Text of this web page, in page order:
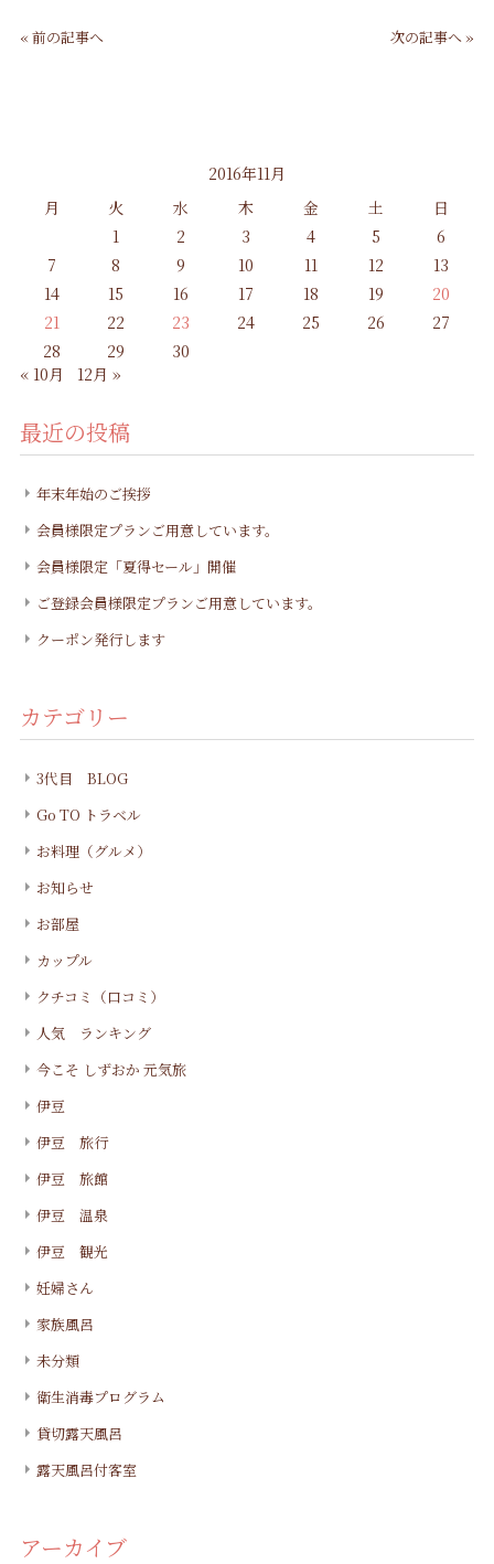
« 前の記事へ 次の記事へ »
2016年11月
月
火 水 木 金 土
日
1
2 3 4 5
6
7
8 9 10 11 12
13
14
15 16 17 18 19
20
21
22 23 24 25 26
27
28
29
30
« 10月
12月 »
最近の投稿
年末年始のご挨拶
会員様限定プランご用意しています。
会員様限定「夏得セール」開催
ご登録会員様限定プランご用意しています。
クーポン発行します
カテゴリー
3代目 BLOG
Go TO トラベル
お料理（グルメ）
お知らせ
お部屋
カップル
クチコミ（口コミ）
人気 ランキング
今こそ しずおか 元気旅
伊豆
伊豆 旅行
伊豆 旅館
伊豆 温泉
伊豆 観光
妊婦さん
家族風呂
未分類
衛生消毒プログラム
貸切露天風呂
露天風呂付客室
アーカイブ